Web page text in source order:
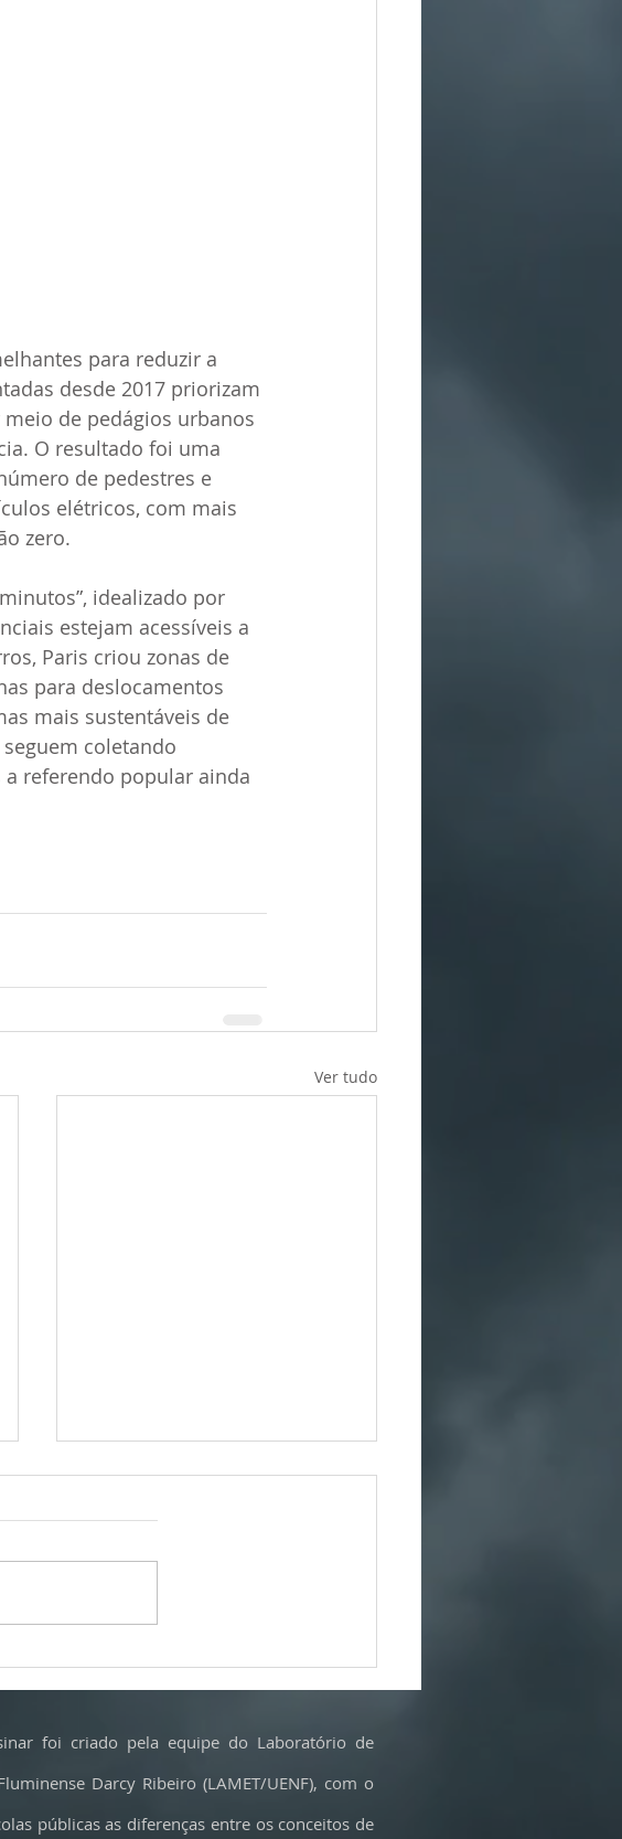
para reduzir a
desde 2017 priorizam
de pedágios urbanos
O resultado foi uma
de pedestres e
elétricos, com mais
zero.
idealizado por
estejam acessíveis a
Paris criou zonas de
para deslocamentos
mais sustentáveis de
coletando
referendo popular ainda
Ver tudo
foi criado pela equipe do Laboratório de
Darcy Ribeiro (LAMET/UENF), com o
públicas as diferenças entre os conceitos de